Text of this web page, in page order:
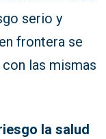
serio y
frontera se
las mismas
la salud